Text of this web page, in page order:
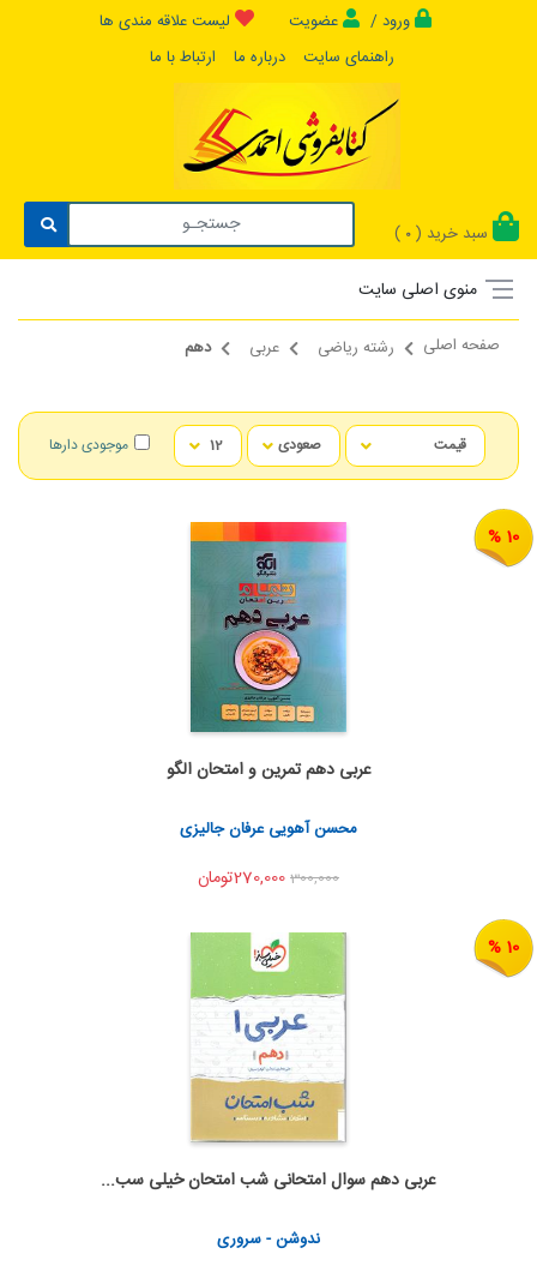
ورود / عضویت
لیست علاقه مندی ها
راهنمای سایت
درباره ما ارتباط با ما
سبد خرید ( 0
)
منوی اصلی سایت
صفحه اصلی رشته ریاضی عربی دهم
موجودی دارها
10 %
اضافه به سبد خرید
اشتراک گذاری
عربی دهم تمرین و امتحان الگو
محسن آهویی عرفان جالیزی
300,000
10 %
اضافه به سبد خرید
اشتراک گذاری
عربی دهم سوال امتحانی شب امتحان خیلی سب...
ندوشن - سروری